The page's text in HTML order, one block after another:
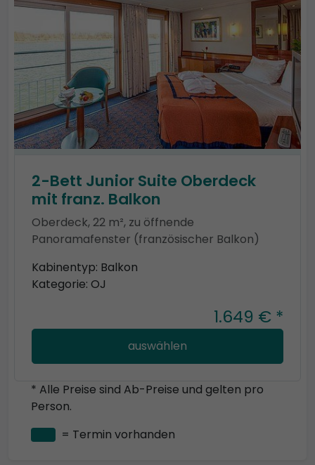
2-Bett Junior Suite Oberdeck
mit franz. Balkon
Oberdeck, 22 m², zu öffnende
Panoramafenster (französischer Balkon)
Kabinentyp: Balkon
Kategorie: OJ
1.649 € *
auswählen
* Alle Preise sind Ab-Preise und gelten pro
Person.
= Termin vorhanden